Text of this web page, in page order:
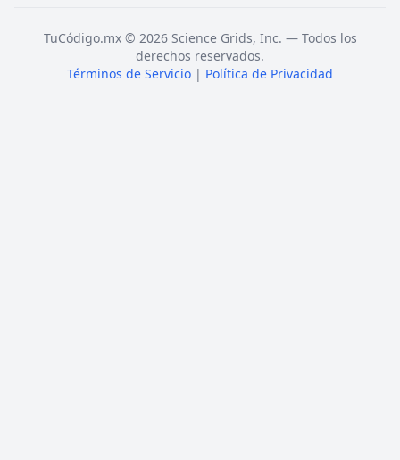
TuCódigo.mx © 2026 Science Grids, Inc. — Todos los
derechos reservados.
Términos de Servicio | Política de Privacidad